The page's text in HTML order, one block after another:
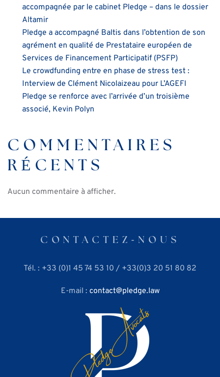
accompagnée par le cabinet Pledge – dans le dossier
Altamir
Pledge a accompagné Baltis dans l’obtention de son
agrément en qualité de Prestataire européen de
Services de Financement Participatif (PSFP)
Le crowdfunding entre en phase de stress test :
Interview de Clément Nicolaizeau pour L’AGEFI
Pledge se renforce avec l’arrivée d’un troisième
associé, Kevin Polyn
COMMENTAIRES
RÉCENTS
Aucun commentaire à afficher.
CONTACTEZ⁃NOUS
Tél. : +33 (0)1 45 74 53 10 / +33(0)3 20 51 80 82
E-mail : contact pledge.law